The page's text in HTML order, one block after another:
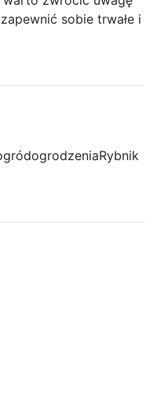
sobie trwałe i
ogrodzeniaRybnik